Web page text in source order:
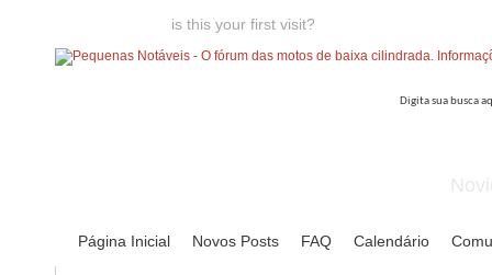
is this your first visit?
Página Inicial Novos Posts FAQ Calendário